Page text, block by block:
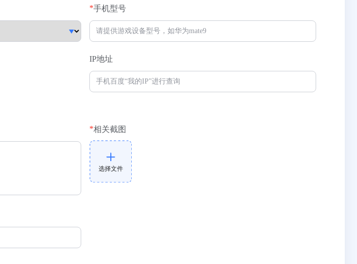
*手机型号
IP地址
*相关截图
选择文件